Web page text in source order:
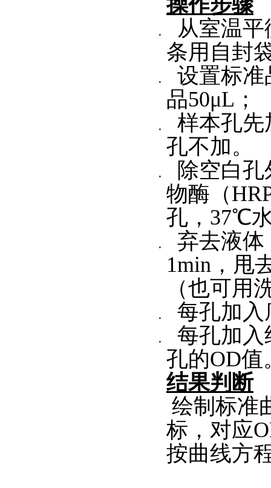
操作步骤
从室温
条用自封
设置标准
品50μL；
样本孔先
孔不加。
除空白
物酶（
孔，37℃
弃去液体
1min，甩
（也可用
每孔加入
每孔加入
孔的OD值
结果判断
绘制标准
标，对应
按曲线方